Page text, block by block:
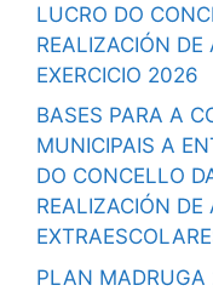
LUCRO DO
REALIZACIÓN DE
EXERCICIO 2026
BASES PARA A
MUNICIPAIS A
DO CONCELLO
REALIZACIÓN DE
PLAN